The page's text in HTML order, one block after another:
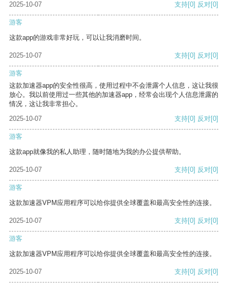
2025-10-07 支持[0] 反对[0]
游客
这款app的游戏非常好玩，可以让我消磨时间。
2025-10-07 支持[0] 反对[0]
游客
这款加速器app的安全性很高，使用过程中不会泄露个人信息，这让我很
放心。我以前使用过一些其他的加速器app，经常会出现个人信息泄露的
情况，这让我非常担心。
2025-10-07
支持[0] 反对[0]
游客
这款app就像我的私人助理，随时随地为我的办公提供帮助。
2025-10-07 支持[0] 反对[0]
游客
这款加速器VPM应用程序可以给你提供全球覆盖和最高安全性的连接。
2025-10-07 支持[0] 反对[0]
游客
这款加速器VPM应用程序可以给你提供全球覆盖和最高安全性的连接。
2025-10-07 支持[0] 反对[0]